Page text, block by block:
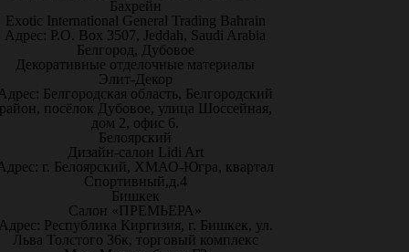
Бахрейн
Exotic International General Trading Bahrain
Адрес: P.O. Box 3507, Jeddah, Saudi Arabia
Белгород, Дубовое
Декоративные отделочные материалы
Элит-Декор
Белгородская область, Белгородский
посёлок Дубовое, улица Шоссейная,
дом 2, офис 6.
Белоярский
Дизайн-салон Lidi Art
г. Белоярский, ХМАО-Югра, квартал
Спортивный,д.4
Бишкек
Салон «ПРЕМЬЕРА»
Республика Киргизия, г. Бишкек, ул.
Льва Толстого 36к, торговый комплекс